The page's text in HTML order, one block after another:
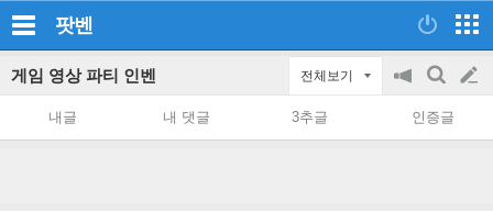
팟벤
게임 영상 파티 인벤 전체보기
공
on/off
검
색
글
쓰
내글 내 댓글 3추글 인증글